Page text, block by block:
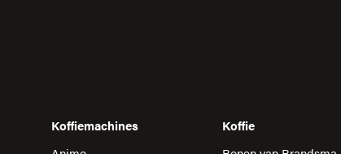
Koffiemachines
Koffie